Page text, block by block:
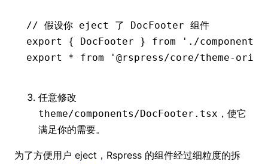
// 假设你 eject 了 DocFooter 组件
export
{ DocFooter } from './components/
export
* from '@rspress/core/theme-
任意修改
theme/components/DocFooter.tsx ，使它
满足你的需要。
为了方便用户 eject，Rspress 的组件经过细粒度的拆